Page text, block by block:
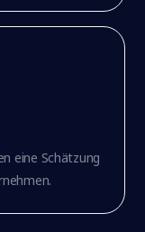
eine Schätzung